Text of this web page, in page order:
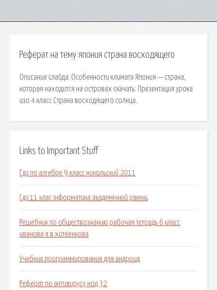
Реферат на тему япония страна восходящего
Описание слайда: Особенности климата Япония — страна,
которая находится на островах cкачать: Презентация урока
изо 4 класс Страна восходящего солнца.
Links to Important Stuff
Гдз по алгебре 9 класс никольский 2011
Гдз 11 клас інформатика академічний рівень
Решебник по обществознанию рабочая тетрадь 6 класс
иванова я в хотеенкова
Учебник программирования для андроид
Реферат по антивирусу нод 32